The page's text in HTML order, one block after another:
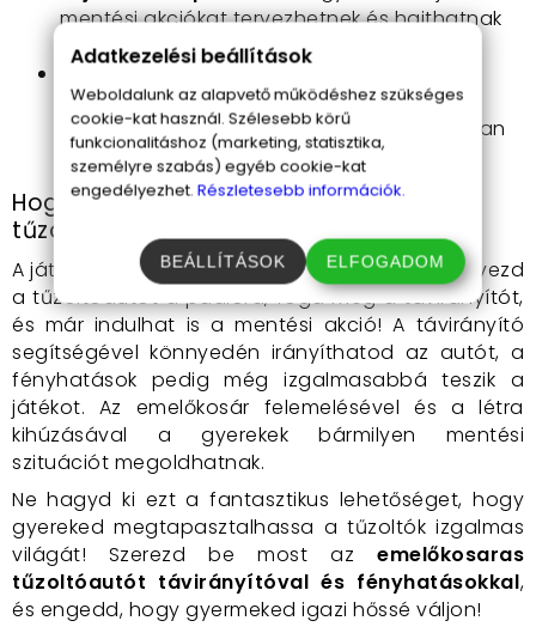
mentési akciókat tervezhetnek és hajthatnak
végre.
strapabíró anyagokból készült, így a
legnagyobb kalandok során is biztonságban
marad.
Hogyan használd az emelőkosaras
tűzoltóautót?
A játék használata rendkívül egyszerű. Csak helyezd
a tűzoltóautót a padlóra, fogd meg a távirányítót,
és már indulhat is a mentési akció! A távirányító
segítségével könnyedén irányíthatod az autót, a
fényhatások pedig még izgalmasabbá teszik a
játékot. Az emelőkosár felemelésével és a létra
kihúzásával a gyerekek bármilyen mentési
szituációt megoldhatnak.
Ne hagyd ki ezt a fantasztikus lehetőséget, hogy
gyereked megtapasztalhassa a tűzoltók izgalmas
világát! Szerezd be most az emelőkosaras
tűzoltóautót távirányítóval és fényhatásokkal,
és engedd, hogy gyermeked igazi hőssé váljon!
Adatkezelési beállítások
Weboldalunk az alapvető működéshez szükséges
cookie-kat használ. Szélesebb körű
funkcionalitáshoz (marketing, statisztika,
személyre szabás) egyéb cookie-kat
engedélyezhet. Részletesebb információk.
BEÁLLÍTÁSOK ELFOGADOM